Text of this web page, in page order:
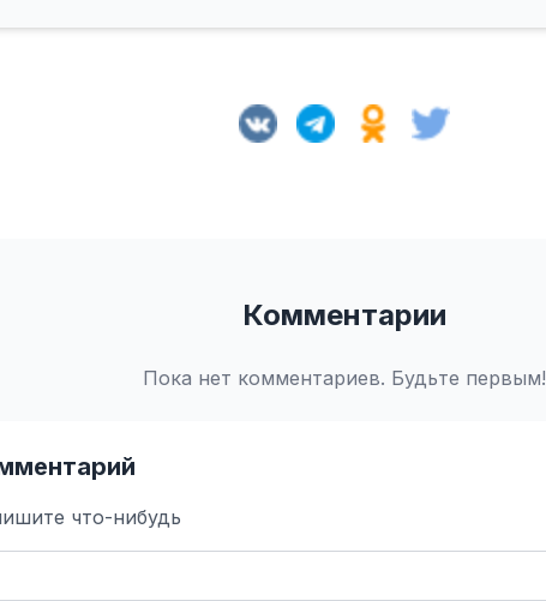
Комментарии
Пока нет комментариев. Будьте первым!
что-нибудь